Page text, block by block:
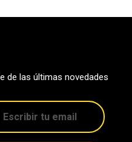
de las últimas novedades